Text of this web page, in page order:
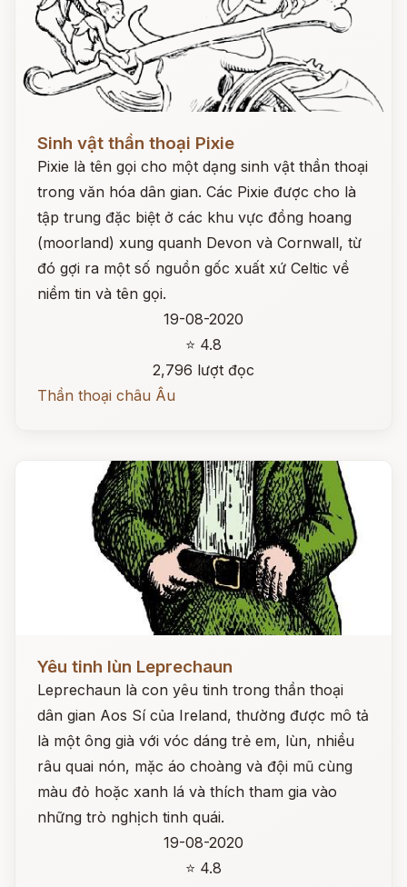
Sinh vật thần thoại Pixie
Pixie là tên gọi cho một dạng sinh vật thần thoại
trong văn hóa dân gian. Các Pixie được cho là
tập trung đặc biệt ở các khu vực đồng hoang
(moorland) xung quanh Devon và Cornwall, từ
đó gợi ra một số nguồn gốc xuất xứ Celtic về
niềm tin và tên gọi.
19-08-2020
⭐ 4.8
2,796 lượt đọc
Thần thoại châu Âu
Yêu tinh lùn Leprechaun
Leprechaun là con yêu tinh trong thần thoại
dân gian Aos Sí của Ireland, thường được mô tả
là một ông già với vóc dáng trẻ em, lùn, nhiều
râu quai nón, mặc áo choàng và đội mũ cùng
màu đỏ hoặc xanh lá và thích tham gia vào
những trò nghịch tinh quái.
19-08-2020
⭐ 4.8